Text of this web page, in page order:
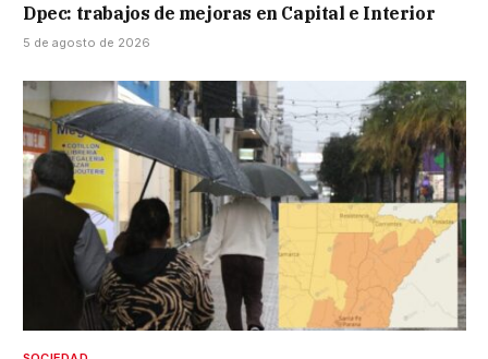
Dpec: trabajos de mejoras en Capital e Interior
5 de agosto de 2026